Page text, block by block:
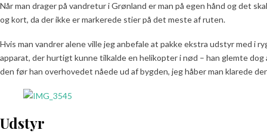
Når man drager på vandretur i Grønland er man på egen hånd og det
og kort, da der ikke er markerede stier på det meste af ruten.
Hvis man vandrer alene ville jeg anbefale at pakke ekstra udstyr med i
apparat, der hurtigt kunne tilkalde en helikopter i nød – han glemte
den før han overhovedet nåede ud af bygden, jeg håber man klarede
Udstyr